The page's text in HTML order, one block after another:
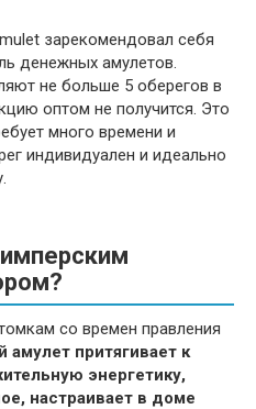
зарекомендовал себя
денежных амулетов.
не больше 5 оберегов в
оптом не получится. Это
много времени и
индивидуален и идеально
со времен правления
амулет притягивает к
энергетику,
настраивает в доме